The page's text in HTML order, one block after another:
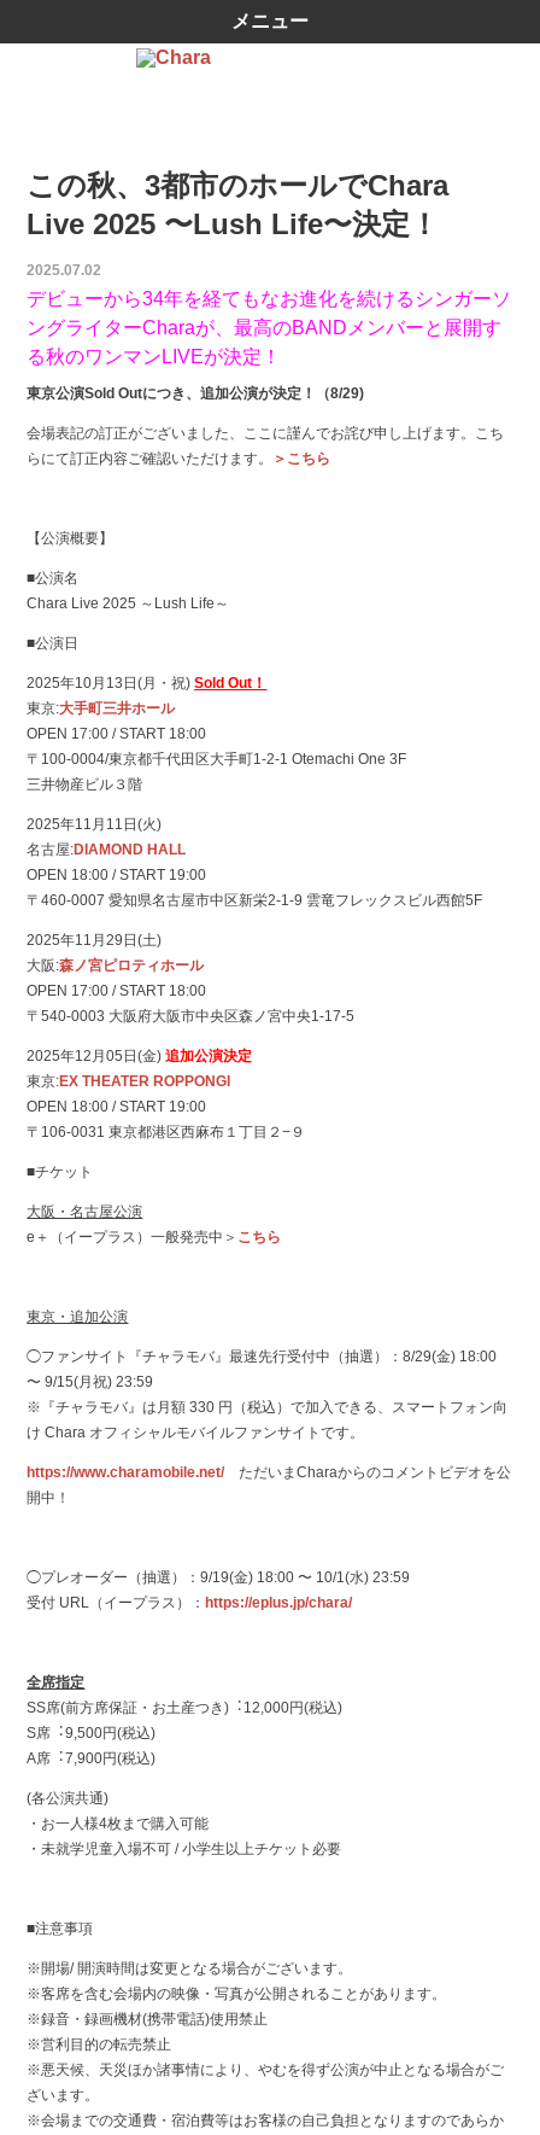
メニュー
この秋、3都市のホールでChara
Live 2025 〜Lush Life〜決定！
2025.07.02
デビューから34年を経てもなお進化を続けるシンガーソ
ングライターCharaが、最⾼のBANDメンバーと展開す
る秋のワンマンLIVEが決定！
東京公演Sold Outにつき、追加公演が決定！（8/29)
会場表記の訂正がございました、ここに謹んでお詫び申し上げます。こち
らにて訂正内容ご確認いただけます。
＞こちら
【公演概要】
■公演名
Chara Live 2025 ～Lush Life～
■公演日
2025年10月13日(月・祝)Sold Out！
東京:大手町三井ホール
OPEN 17:00 / START 18:00
〒100-0004/東京都千代田区大手町1-2-1 Otemachi One 3F
三井物産ビル３階
2025年11月11日(火)
名古屋:DIAMOND HALL
OPEN 18:00 / START 19:00
〒460-0007 愛知県名古屋市中区新栄2-1-9 雲竜フレックスビル西館5F
2025年11月29日(土)
大阪:森ノ宮ピロティホール
OPEN 17:00 / START 18:00
〒540-0003 大阪府大阪市中央区森ノ宮中央1-17-5
2025年12月05日(金)追加公演決定
東京:EX THEATER ROPPONGI
OPEN 18:00 / START 19:00
〒106-0031 東京都港区西麻布１丁目２−９
■チケット
大阪・名古屋公演
e＋（イープラス）一般発売中＞ こちら
東京・追加公演
◯ファンサイト『チャラモバ』最速先⾏受付中（抽選）：8/29(⾦) 18:00
〜 9/15(⽉祝) 23:59
※『チャラモバ』は⽉額 330 円（税込）で加⼊できる、スマートフォン向
け Chara オフィシャルモバイルファンサイトです。
https://www.charamobile.net/ただいまCharaからのコメントビデオを公
開中！
◯プレオーダー（抽選）：9/19(⾦) 18:00 〜 10/1(⽔) 23:59
受付 URL（イープラス）： https://eplus.jp/chara/
全席指定
SS席(前⽅席保証・お⼟産つき)︓12,000円(税込)
S席︓9,500円(税込)
A席︓7,900円(税込)
(各公演共通)
・お⼀⼈様4枚まで購入可能
・未就学児童⼊場不可 / ⼩学⽣以上チケット必要
■注意事項
※開場/ 開演時間は変更となる場合がございます。
※客席を含む会場内の映像・写真が公開されることがあります。
※録音・録画機材(携帯電話)使用禁止
※営利目的の転売禁止
※悪天候、天災ほか諸事情により、やむを得ず公演が中止となる場合がご
ざいます。
※会場までの交通費・宿泊費等はお客様の自己負担となりますのであらか